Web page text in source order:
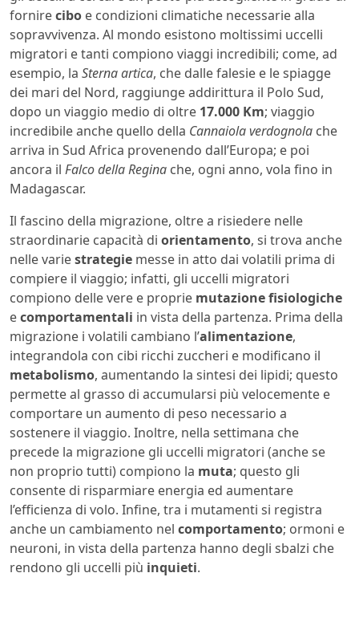
fornirecibo e condizioni climatiche necessarie alla
sopravvivenza. Al mondo esistono moltissimi uccelli
migratori e tanti compiono viaggi incredibili; come, ad
esempio, la Sterna artica, che dalle falesie e le spiagge
dei mari del Nord, raggiunge addirittura il Polo Sud,
dopo un viaggio medio di oltre 17.000 Km; viaggio
incredibile anche quello della Cannaiola verdognola che
arriva in Sud Africa provenendo dall’Europa; e poi
ancora il Falco della Regina che, ogni anno, vola fino in
Madagascar.
Il fascino della migrazione, oltre a risiedere nelle
straordinarie capacità di orientamento, si trova anche
nelle variestrategie messe in atto dai volatili prima di
compiere il viaggio; infatti, gli uccelli migratori
compiono delle vere e proprie mutazione fisiologiche
ecomportamentali in vista della partenza. Prima della
migrazione i volatili cambiano l’alimentazione,
integrandola con cibi ricchi zuccheri e modificano il
metabolismo, aumentando la sintesi dei lipidi; questo
permette al grasso di accumularsi più velocemente e
comportare un aumento di peso necessario a
sostenere il viaggio. Inoltre, nella settimana che
precede la migrazione gli uccelli migratori (anche se
non proprio tutti) compiono la muta; questo gli
consente di risparmiare energia ed aumentare
l’efficienza di volo. Infine, tra i mutamenti si registra
anche un cambiamento nel comportamento; ormoni e
neuroni, in vista della partenza hanno degli sbalzi che
rendono gli uccelli più inquieti.